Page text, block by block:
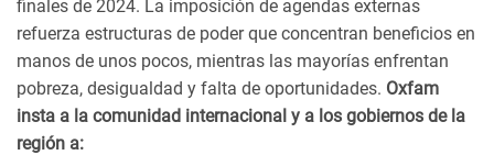
finales de 2024. La imposición de agendas externas
refuerza estructuras de poder que concentran beneficios en
manos de unos pocos, mientras las mayorías enfrentan
pobreza, desigualdad y falta de oportunidades. Oxfam
insta a la comunidad internacional y a los gobiernos de la
región a: